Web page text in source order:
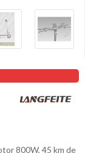
800W, 45 km de